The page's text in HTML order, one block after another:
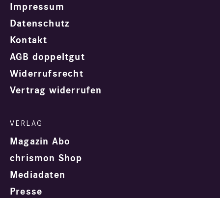
Impressum
Datenschutz
Kontakt
AGB doppeltgut
Widerrufsrecht
Vertrag widerrufen
Magazin Abo
chrismon Shop
Mediadaten
Presse